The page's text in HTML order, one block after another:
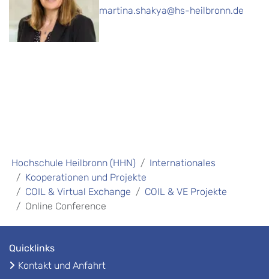
martina.shakya@hs-heilbronn.de
Hochschule Heilbronn (HHN)
Internationales
Kooperationen und Projekte
COIL & Virtual Exchange
COIL & VE Projekte
Online Conference
Quicklinks
Kontakt und Anfahrt